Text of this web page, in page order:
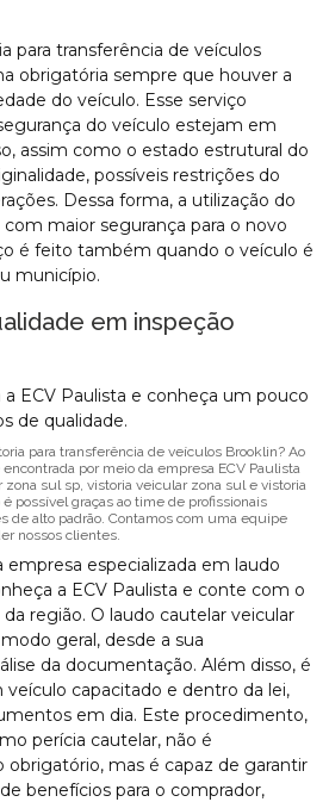
para transferência de veículos
obrigatória sempre que houver a
do veículo. Esse serviço
do veículo estejam em
assim como o estado estrutural do
possíveis restrições do
Dessa forma, a utilização do
maior segurança para o novo
é feito também quando o veículo é
município.
em inspeção
ECV Paulista e conheça um pouco
de qualidade.
para transferência de veículos Brooklin? Ao
por meio da empresa ECV Paulista
zona sul sp, vistoria veicular zona sul e vistoria
possível graças ao time de profissionais
de alto padrão. Contamos com uma equipe
nossos clientes.
empresa especializada em laudo
a ECV Paulista e conte com o
região. O laudo cautelar veicular
geral, desde a sua
da documentação. Além disso, é
capacitado e dentro da lei,
em dia. Este procedimento,
perícia cautelar, não é
obrigatório, mas é capaz de garantir
benefícios para o comprador,